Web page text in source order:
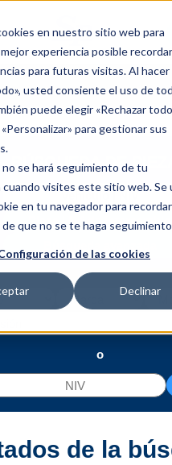
en nuestro sitio web para
experiencia posible
para futuras visitas. Al hacer
usted consiente el uso de
puede elegir «Rechazar
para gestionar sus
no se hará seguimiento de tu
visites este sitio web. Se
en tu navegador para
que no se te haga
de las cookies
Declinar
BÚSQUEDA DE
Vehículo | NIV
Pieza | N.º de intercambio
o
de la